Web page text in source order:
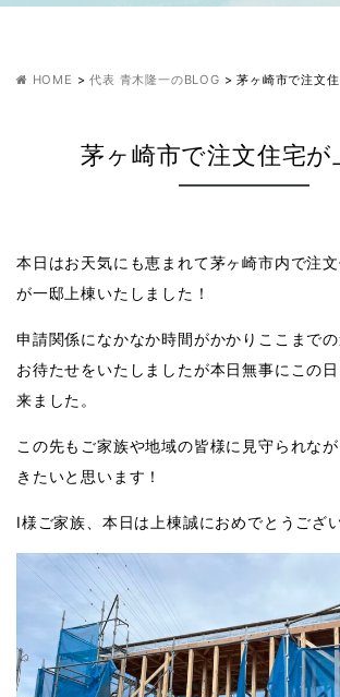
HOME >代表 青木隆一のBLOG >茅ヶ崎市で注文住
茅ヶ崎市で注文住宅が
本日はお天気にも恵まれて茅ヶ崎市内で注
が一邸上棟いたしました！
申請関係になかなか時間がかかりここまで
お待たせをいたしましたが本日無事にこの
来ました。
この先もご家族や地域の皆様に見守られな
きたいと思います！
I様ご家族、本日は上棟誠におめでとうござ